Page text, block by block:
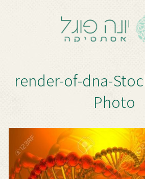
6718368-render-of-dna-
Photo